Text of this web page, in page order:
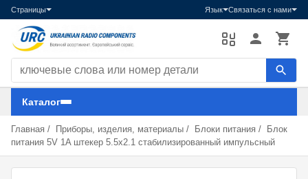
Страницы Язык Связаться с нами
Каталог
Главная / Приборы, изделия, материалы / Блоки питания /
Блок
питания 5V 1A штекер 5.5x2.1 стабилизированный импульсный